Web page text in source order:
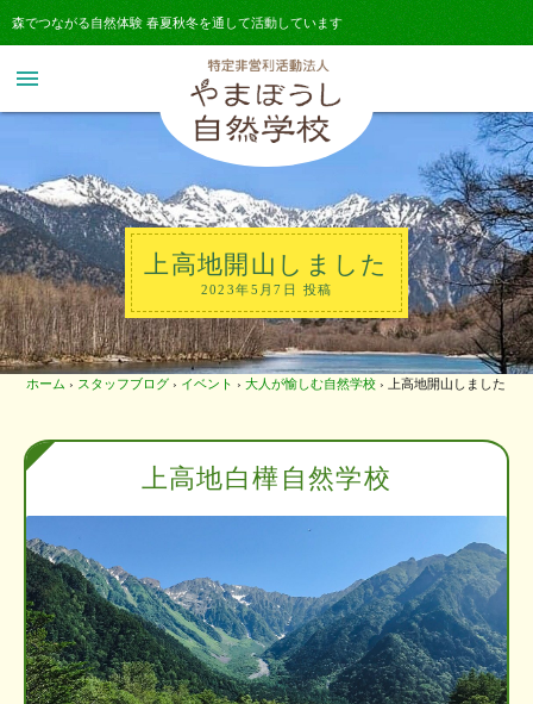
森でつながる自然体験 春夏秋冬を通して活動しています
menu
上高地開山しました
2023年5月7日 投稿
ホーム › スタッフブログ › イベント › 大人が愉しむ自然学校 › 上高地開山しました
上高地白樺自然学校